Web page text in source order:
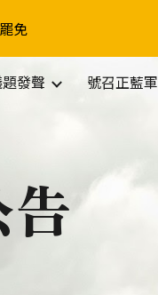
to navigation
免
發聲 號召正藍軍